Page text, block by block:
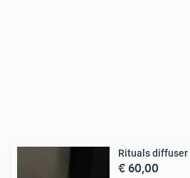
Rituals diffuser
€ 60,00